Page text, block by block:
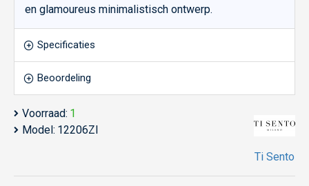
en glamoureus minimalistisch ontwerp.
Specificaties
Beoordeling
Voorraad: 1
Model: 12206ZI
Ti Sento